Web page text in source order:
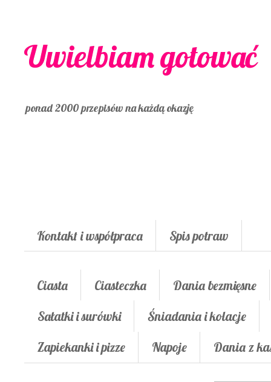
Uwielbiam gotować
ponad 2000 przepisów na każdą okazję
Kontakt i współpraca Spis potraw
Ciasta Ciasteczka
Dania bezmięsne
Sałatki i surówki
Śniadania i kolacje
Zapiekanki i pizze
Napoje Dania z